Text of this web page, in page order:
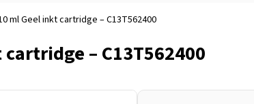
ml Geel inkt cartridge – C13T562400
– C13T562400